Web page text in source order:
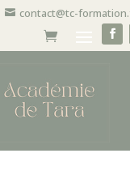
 contact@tc-